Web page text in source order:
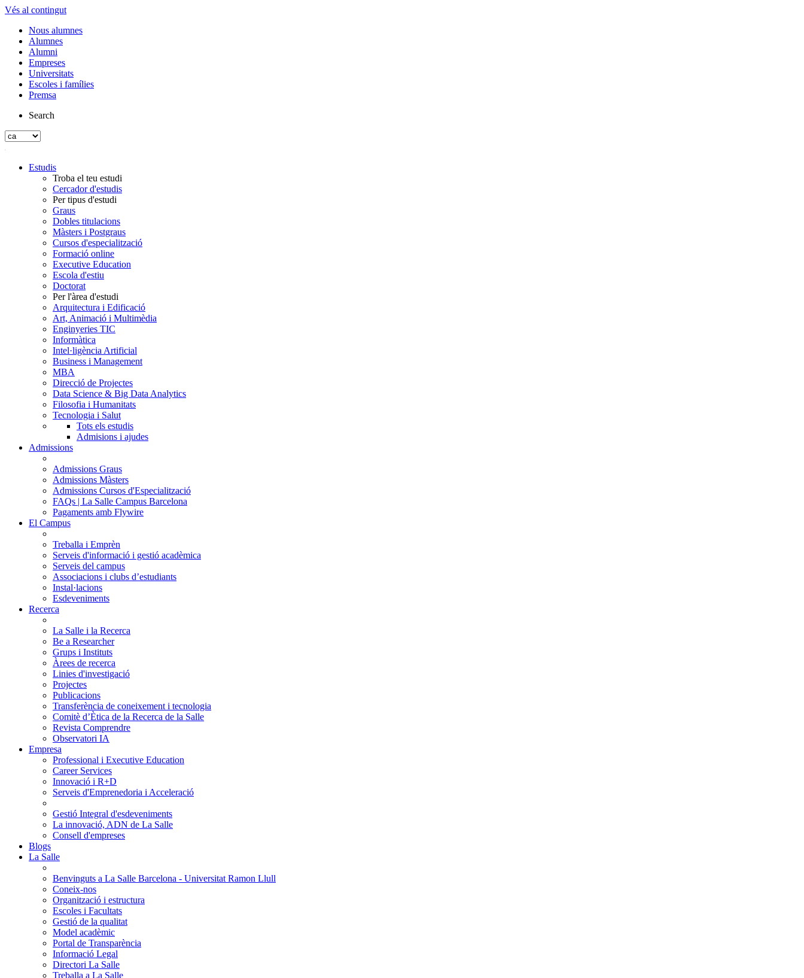
Vés al contingut
Nous alumnes
Alumnes
Alumni
Empreses
Universitats
Escoles i famílies
Premsa
Search
Estudis
Troba el teu estudi
Cercador d'estudis
Per tipus d'estudi
Graus
Dobles titulacions
Màsters i Postgraus
Cursos d'especialització
Formació online
Executive Education
Escola d'estiu
Doctorat
Per l'àrea d'estudi
Arquitectura i Edificació
Art, Animació i Multimèdia
Enginyeries TIC
Informàtica
Intel·ligència Artificial
Business i Management
MBA
Direcció de Projectes
Data Science & Big Data Analytics
Filosofia i Humanitats
Tecnologia i Salut
Tots els estudis
Admisions i ajudes
Admissions
Admissions Graus
Admissions Màsters
Admissions Cursos d'Especialització
FAQs | La Salle Campus Barcelona
Pagaments amb Flywire
El Campus
Treballa i Emprèn
Serveis d'informació i gestió acadèmica
Serveis del campus
Associacions i clubs d’estudiants
Instal·lacions
Esdeveniments
Recerca
La Salle i la Recerca
Be a Researcher
Grups i Instituts
Àrees de recerca
Linies d'investigació
Projectes
Publicacions
Transferència de coneixement i tecnologia
Comitè d’Ètica de la Recerca de la Salle
Revista Comprendre
Observatori IA
Empresa
Professional i Executive Education
Career Services
Innovació i R+D
Serveis d'Emprenedoria i Acceleració
Gestió Integral d'esdeveniments
La innovació, ADN de La Salle
Consell d'empreses
Blogs
La Salle
Benvinguts a La Salle Barcelona - Universitat Ramon Llull
Coneix-nos
Organització i estructura
Escoles i Facultats
Gestió de la qualitat
Model acadèmic
Portal de Transparència
Informació Legal
Directori La Salle
Treballa a La Salle